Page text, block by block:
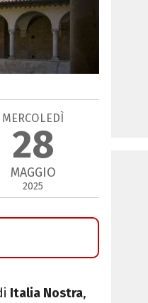
MERCOLEDÌ
28
MAGGIO
2025
Italia Nostra,